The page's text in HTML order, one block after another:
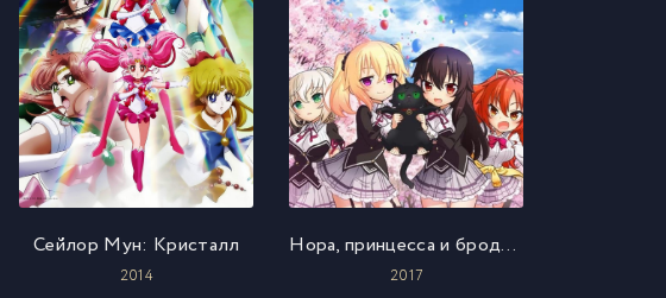
Сейлор Мун: Кристалл
2014
Нора, принцесса и бродячий кот
2017